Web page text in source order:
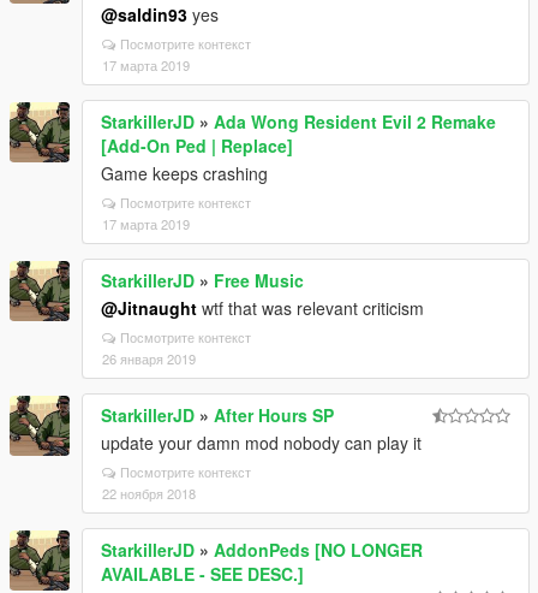
@saldin93 yes
Посмотрите контекст
17 марта 2019
StarkillerJD » Ada Wong Resident Evil 2 Remake
[Add-On Ped | Replace]
Game keeps crashing
Посмотрите контекст
17 марта 2019
StarkillerJD » Free Music
@Jitnaught wtf that was relevant criticism
Посмотрите контекст
26 января 2019
StarkillerJD » After Hours SP
update your damn mod nobody can play it
Посмотрите контекст
22 ноября 2018
StarkillerJD » AddonPeds [NO LONGER
AVAILABLE - SEE DESC.]